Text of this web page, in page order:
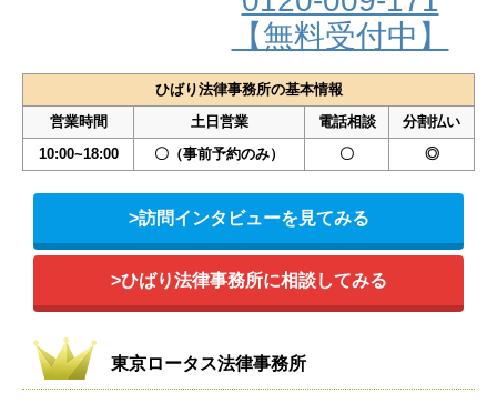
【無料受付中】
ひばり法律事務所の基本情報
営業時間
土日営業 電話相談
分割払い
10:00~18:00
〇（事前予約のみ） 〇 ◎
>訪問インタビューを見てみる
>ひばり法律事務所に相談してみる
東京ロータス法律事務所